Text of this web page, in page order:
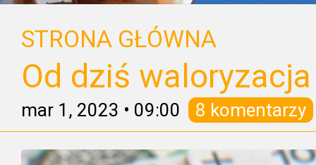
STRONA GŁÓWNA
Od dziś
mar 1, 2023 • 09:00 8 komentarzy